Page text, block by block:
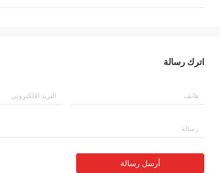
اترك رسالة
أرسل رسالة